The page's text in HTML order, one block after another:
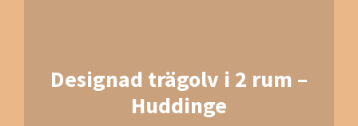
Designad trägolv i 2 rum –
Huddinge